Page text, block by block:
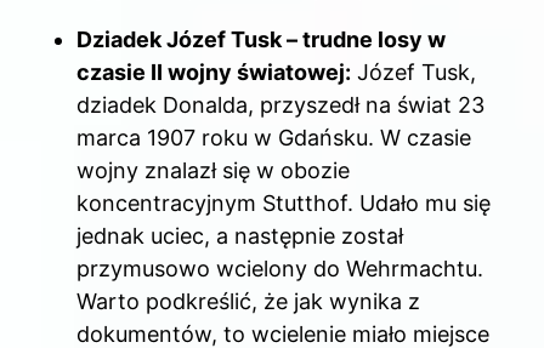
Dziadek Józef Tusk – trudne losy w
czasie II wojny światowej: Józef Tusk,
dziadek Donalda, przyszedł na świat 23
marca 1907 roku w Gdańsku. W czasie
wojny znalazł się w obozie
koncentracyjnym Stutthof. Udało mu się
jednak uciec, a następnie został
przymusowo wcielony do Wehrmachtu.
Warto podkreślić, że jak wynika z
dokumentów, to wcielenie miało miejsce